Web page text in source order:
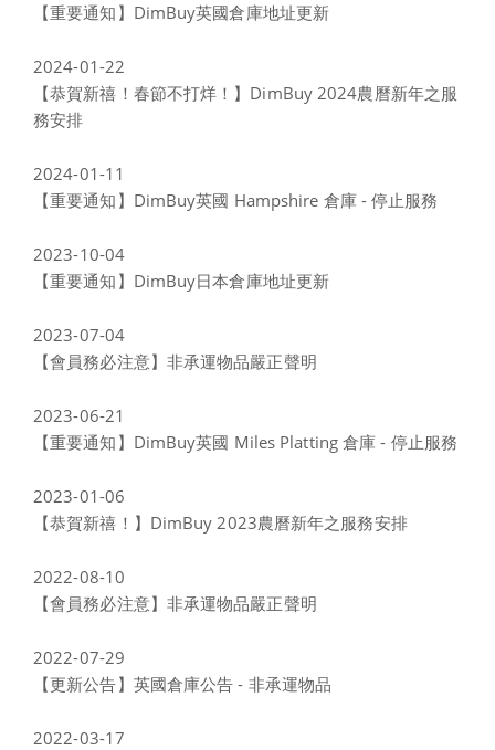
【重要通知】DimBuy英國倉庫地址更新
2024-01-22
【恭賀新禧！春節不打烊！】DimBuy 2024農曆新年之服
務安排
2024-01-11
【重要通知】DimBuy英國 Hampshire 倉庫 - 停止服務
2023-10-04
【重要通知】DimBuy日本倉庫地址更新
2023-07-04
【會員務必注意】非承運物品嚴正聲明
2023-06-21
【重要通知】DimBuy英國 Miles Platting 倉庫 - 停止服務
2023-01-06
【恭賀新禧！】DimBuy 2023農曆新年之服務安排
2022-08-10
【會員務必注意】非承運物品嚴正聲明
2022-07-29
【更新公告】英國倉庫公告 - 非承運物品
2022-03-17